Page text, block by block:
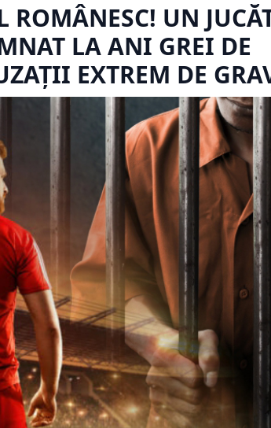
ROMÂNESC! UN
LA ANI GREI DE
EXTREM DE